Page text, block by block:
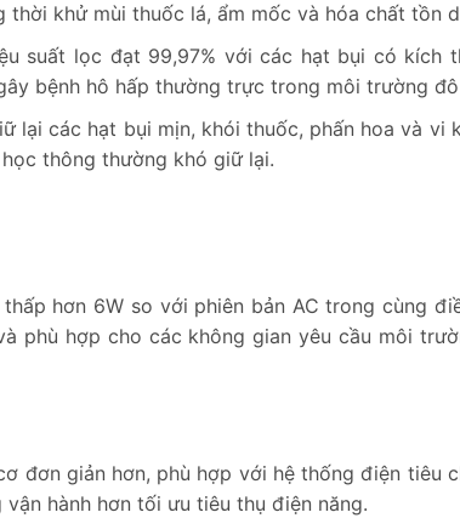
khử mùi thuốc lá, ẩm mốc và hóa chất tồn
suất lọc đạt 99,97% với các hạt bụi có
bệnh hô hấp thường trực trong môi trường
các hạt bụi mịn, khói thuốc, phấn hoa và vi
thông thường khó giữ lại.
hơn 6W so với phiên bản AC trong cùng
phù hợp cho các không gian yêu cầu môi
đơn giản hơn, phù hợp với hệ thống điện tiêu
hành hơn tối ưu tiêu thụ điện năng.